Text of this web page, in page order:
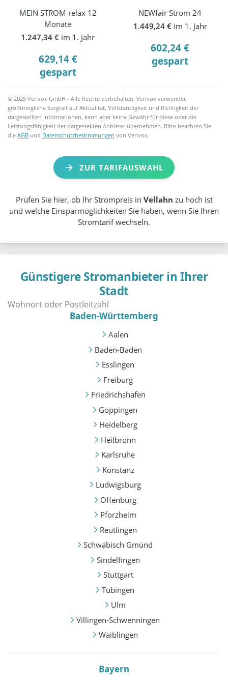
MEIN STROM relax 12
Monate
1.247,34 € im 1. Jahr
629,14 €
gespart
NEWfair Strom 24
1.449,24 € im 1. Jahr
602,24 €
gespart
© 2025 Verivox GmbH - Alle Rechte vorbehalten. Verivox verwendet
größtmögliche Sorgfalt auf Aktualität, Vollständigkeit und Richtigkeit der
dargestellten Informationen, kann aber keine Gewähr für diese oder die
Leistungsfähigkeit der dargestellten Anbieter übernehmen. Bitte beachten Sie
dieAGB und Datenschutzbestimmungen von Verivox.
ZUR TARIFAUSWAHL
Prüfen Sie hier, ob Ihr Strompreis in Vellahn zu hoch ist
und welche Einsparmöglichkeiten Sie haben, wenn Sie Ihren
Stromtarif wechseln.
Günstigere Stromanbieter in Ihrer
Stadt
Baden-Württemberg
Aalen
Baden-Baden
Esslingen
Freiburg
Friedrichshafen
Göppingen
Heidelberg
Heilbronn
Karlsruhe
Konstanz
Ludwigsburg
Offenburg
Pforzheim
Reutlingen
Schwäbisch Gmünd
Sindelfingen
Stuttgart
Tübingen
Ulm
Villingen-Schwenningen
Waiblingen
Bayern